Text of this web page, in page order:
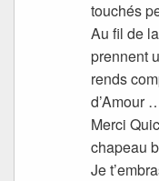
touchés
Au fil de
prennent
rends
d’Amour
Merci
chapeau
Je